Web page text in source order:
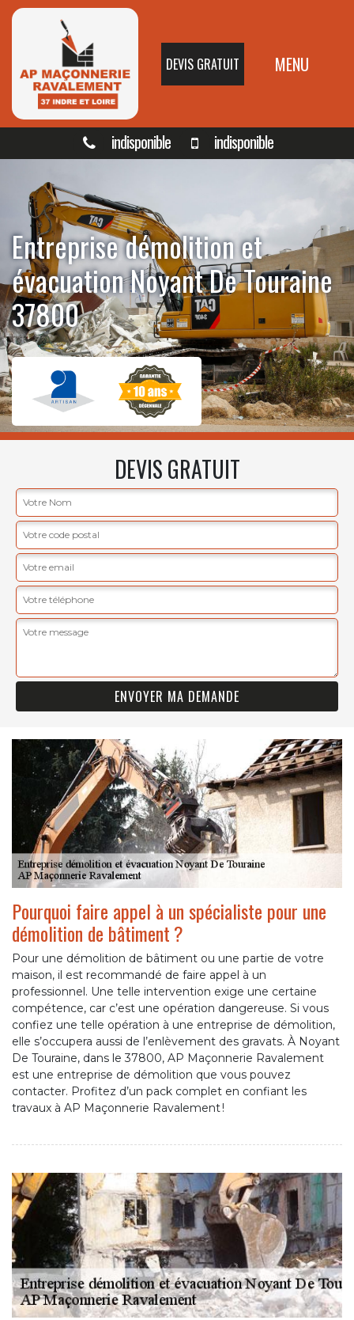
DEVIS GRATUIT MENU
indisponible indisponible
Entreprise démolition et
évacuation Noyant De Touraine
37800
DEVIS GRATUIT
Pourquoi faire appel à un spécialiste pour une
démolition de bâtiment ?
Pour une démolition de bâtiment ou une partie de votre
maison, il est recommandé de faire appel à un
professionnel. Une telle intervention exige une certaine
compétence, car c’est une opération dangereuse. Si vous
confiez une telle opération à une entreprise de démolition,
elle s’occupera aussi de l’enlèvement des gravats. À Noyant
De Touraine, dans le 37800, AP Maçonnerie Ravalement
est une entreprise de démolition que vous pouvez
contacter. Profitez d’un pack complet en confiant les
travaux à AP Maçonnerie Ravalement !